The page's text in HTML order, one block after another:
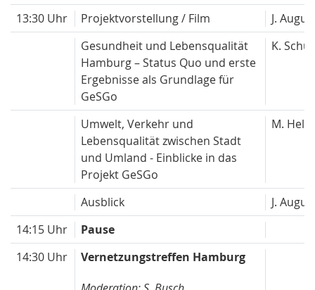
13:30 Uhr
Projektvorstellung / Film
J.
Gesundheit und Lebensqualität
Hamburg – Status Quo und erste
Ergebnisse als Grundlage für
GeSGo
K.
Umwelt, Verkehr und
Lebensqualität zwischen Stadt
und Umland - Einblicke in das
Projekt GeSGo
M.
Ausblick
J.
14:15 Uhr
Pause
14:30 Uhr
Vernetzungstreffen Hamburg